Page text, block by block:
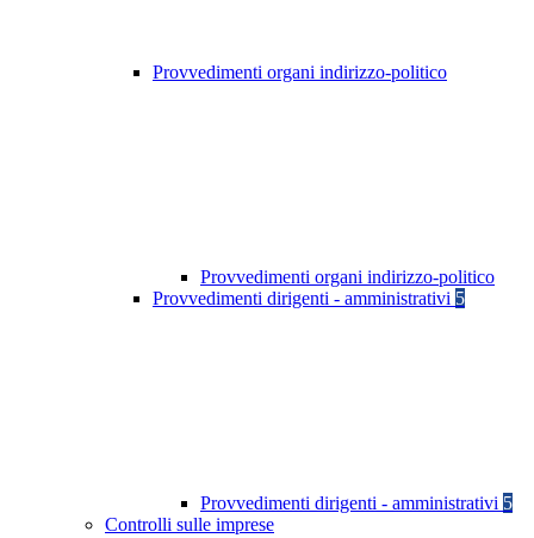
Provvedimenti organi indirizzo-politico
Provvedimenti organi indirizzo-politico
Provvedimenti dirigenti - amministrativi 5
Provvedimenti dirigenti - amministrativi 5
Controlli sulle imprese